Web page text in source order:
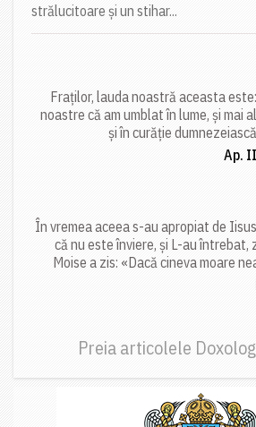
strălucitoare și un stihar...
Fraților, lauda noastră aceasta
noastre că am umblat în lume, și mai
și în curăție
Ap.
În vremea aceea s-au apropiat de
că nu este înviere, și L-au
Moise a zis: «Dacă cineva moare
Preia articolele